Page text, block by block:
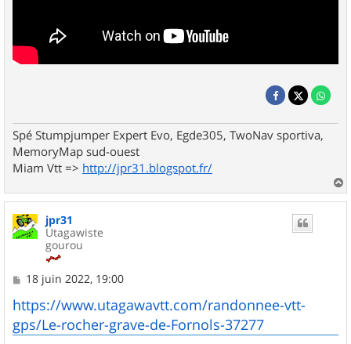
Spé Stumpjumper Expert Evo, Egde305, TwoNav sportiva,
MemoryMap sud-ouest
Miam Vtt => http://jpr31.blogspot.fr/
a
u
jpr31
Utagawiste
gourou
M
s
s
a
g
18 juin 2022, 19:00
https://www.utagawavtt.com/randonnee-vtt-
gps/Le-rocher-grave-de-Fornols-37277